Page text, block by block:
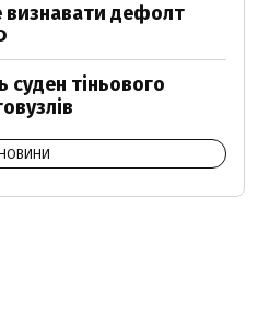
визнавати дефолт
суден тіньового
НОВИНИ